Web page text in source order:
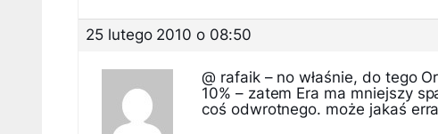
25 lutego 2010 o 08:50
@ rafaik – no właśnie, do tego
10% – zatem Era ma mniejszy
coś odwrotnego. może jakaś